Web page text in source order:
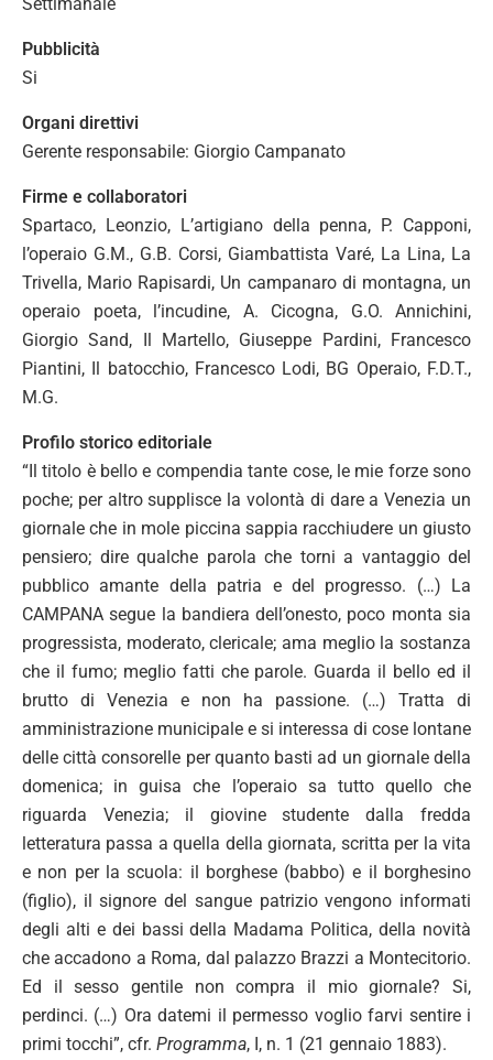
Pubblicità
Si
Organi direttivi
Gerente responsabile: Giorgio Campanato
Firme e collaboratori
Spartaco, Leonzio, L’artigiano della penna, P. Capponi,
l’operaio G.M., G.B. Corsi, Giambattista Varé, La Lina, La
Trivella, Mario Rapisardi, Un campanaro di montagna, un
operaio poeta, l’incudine, A. Cicogna, G.O. Annichini,
Giorgio Sand, Il Martello, Giuseppe Pardini, Francesco
Piantini, Il batocchio, Francesco Lodi, BG Operaio, F.D.T.,
M.G.
Profilo storico editoriale
“Il titolo è bello e compendia tante cose, le mie forze sono
poche; per altro supplisce la volontà di dare a Venezia un
giornale che in mole piccina sappia racchiudere un giusto
pensiero; dire qualche parola che torni a vantaggio del
pubblico amante della patria e del progresso. (…) La
CAMPANA segue la bandiera dell’onesto, poco monta sia
progressista, moderato, clericale; ama meglio la sostanza
che il fumo; meglio fatti che parole. Guarda il bello ed il
brutto di Venezia e non ha passione. (…) Tratta di
amministrazione municipale e si interessa di cose lontane
delle città consorelle per quanto basti ad un giornale della
domenica; in guisa che l’operaio sa tutto quello che
riguarda Venezia; il giovine studente dalla fredda
letteratura passa a quella della giornata, scritta per la vita
e non per la scuola: il borghese (babbo) e il borghesino
(figlio), il signore del sangue patrizio vengono informati
degli alti e dei bassi della Madama Politica, della novità
che accadono a Roma, dal palazzo Brazzi a Montecitorio.
Ed il sesso gentile non compra il mio giornale? Si,
perdinci. (…) Ora datemi il permesso voglio farvi sentire i
primi tocchi”, cfr. Programma, I, n. 1 (21 gennaio 1883).